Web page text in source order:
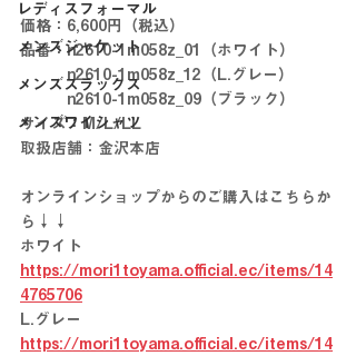
レディスフォーマル
メンズジャケット
メンズスラックス
メンズワイシャツ
価格：6,600円（税込）
品番：n2610-1m058z_01（ホワイト）
n2610-1m058z_12（L.グレー）
n2610-1m058z_09（ブラック）
サイズ：M/L/LL
取扱店舗：金沢本店
オンラインショップからのご購入はこちらか
ら↓↓
ホワイト
https://mori1toyama.official.ec/items/14
4765706
L.グレー
https://mori1toyama.official.ec/items/14